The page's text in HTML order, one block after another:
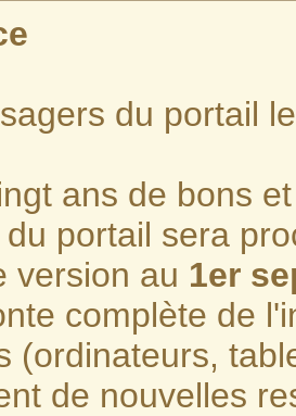
du portail
ans de bons
portail sera
version au 1er
complète de
(ordinateurs,
de nouvelles